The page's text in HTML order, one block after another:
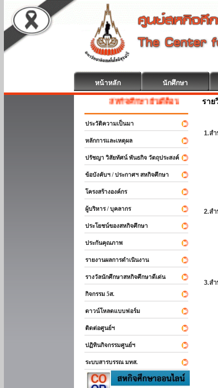
หน้าหลัก นักศึกษา
สหกิจศึกษา ยินดีต้อนรับ
ประวัติความเป็นมา
หลักการและเหตุผล
ปรัชญา วิสัยทัศน์ พันธกิจ วัตถุประสงค์
ข้อบังคับฯ / ประกาศฯ สหกิจศึกษา
โครงสร้างองค์กร
ผู้บริหาร / บุคลากร
ประโยชน์ของสหกิจศึกษา
ประกันคุณภาพ
รายงานผลการดำเนินงาน
รางวัลนักศึกษาสหกิจศึกษาดีเด่น
กิจกรรม 5ส.
ดาวน์โหลดแบบฟอร์ม
ติดต่อศูนย์ฯ
ปฏิทินกิจกรรมศูนย์ฯ
ระบบสารบรรณ มทส.
ราย
1.ส
2.ส
3.ส